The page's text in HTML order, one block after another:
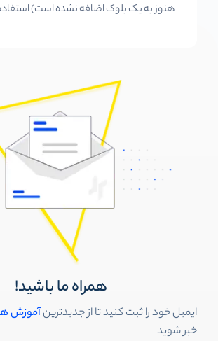
هنوز به یک بلوک اضافه نشده است)
همراه ما باشید!
ایمیل خود را ثبت کنید تا از جدیدترینآموزش
خبر شوید